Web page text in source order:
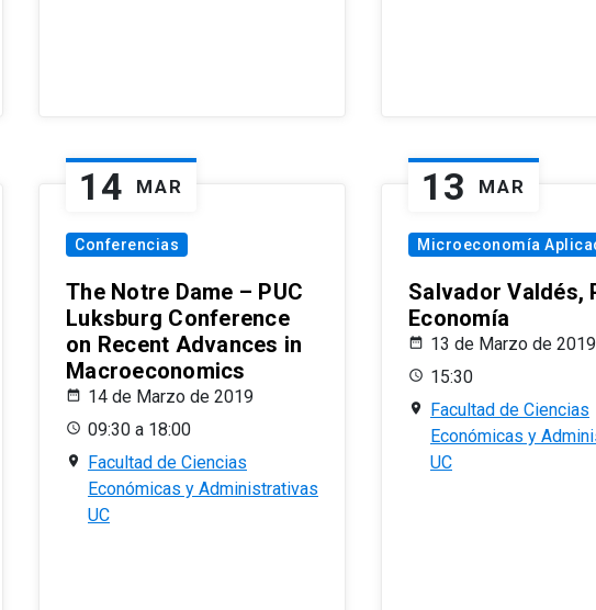
14 MAR
Conferencias
The Notre Dame – PUC
Luksburg Conference
on Recent Advances in
Macroeconomics
14 de Marzo de 2019
09:30 a 18:00
Facultad de Ciencias
Económicas y Administrativas
UC
13 MAR
Microeconomía
Salvador Valdés,
Economía
13 de Marzo de 2019
15:30
Facultad de Ciencias
Económicas y
UC